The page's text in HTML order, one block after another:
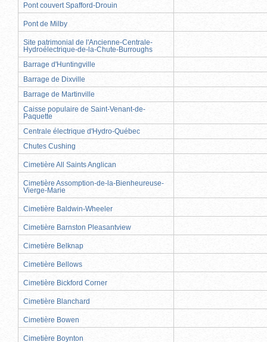
Pont couvert Spafford-Drouin
Pont de Milby
Site patrimonial de l'Ancienne-Centrale-
Hydroélectrique-de-la-Chute-Burroughs
Barrage d'Huntingville
Barrage de Dixville
Barrage de Martinville
Caisse populaire de Saint-Venant-de-
Paquette
Centrale électrique d'Hydro-Québec
Chutes Cushing
Cimetière All Saints Anglican
Cimetière Assomption-de-la-Bienheureuse-
Vierge-Marie
Cimetière Baldwin-Wheeler
Cimetière Barnston Pleasantview
Cimetière Belknap
Cimetière Bellows
Cimetière Bickford Corner
Cimetière Blanchard
Cimetière Bowen
Cimetière Boynton